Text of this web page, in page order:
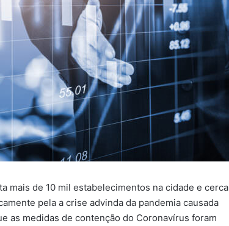
mais de 10 mil estabelecimentos na cidade e cerca
pela a crise advinda da pandemia causada
as medidas de contenção do Coronavírus foram